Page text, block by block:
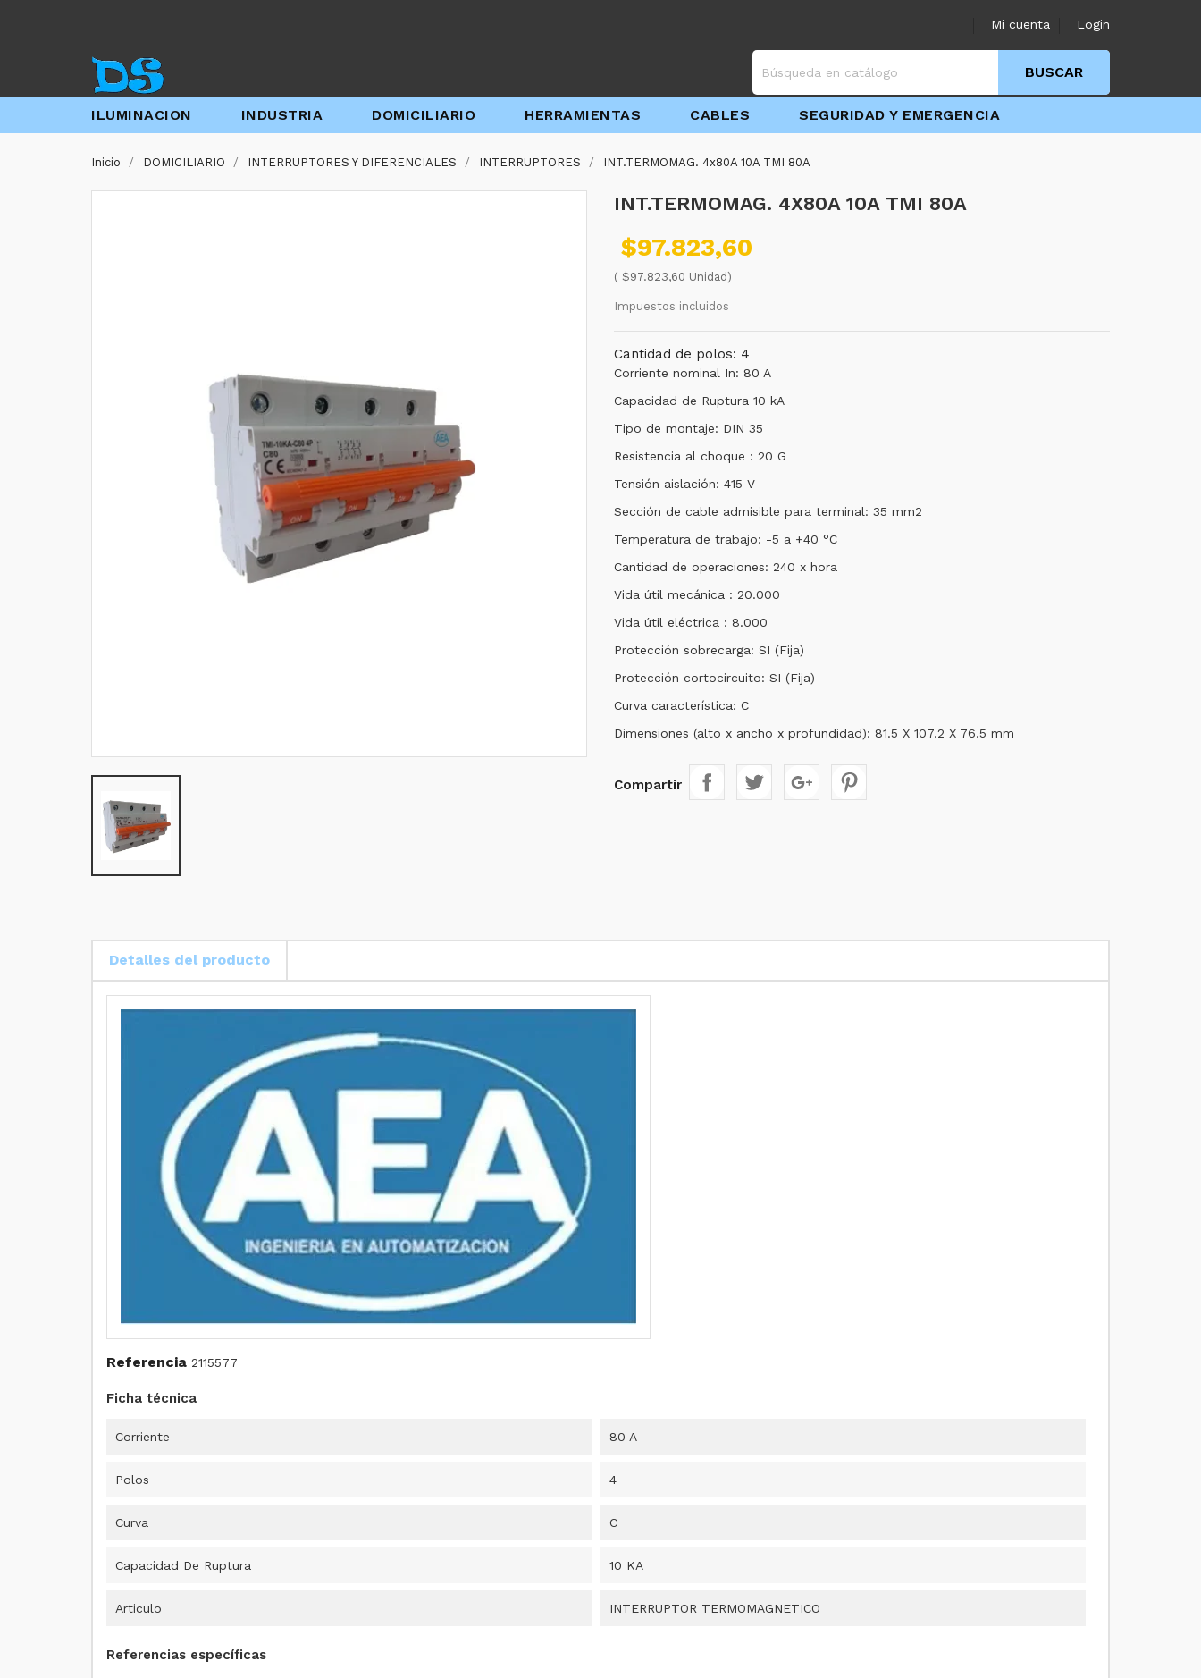
Mi cuenta Login
BUSCAR
ILUMINACION INDUSTRIA DOMICILIARIO HERRAMIENTAS CABLES SEGURIDAD Y EMERGENCIA
Inicio DOMICILIARIO INTERRUPTORES Y DIFERENCIALES INTERRUPTORES INT.TERMOMAG. 4x80A 10A TMI 80A
INT.TERMOMAG. 4X80A 10A TMI 80A
$97.823,60
( $97.823,60 Unidad)
Impuestos incluidos
Cantidad de polos: 4
Corriente nominal In: 80 A
Capacidad de Ruptura 10 kA
Tipo de montaje: DIN 35
Resistencia al choque : 20 G
Tensión aislación: 415 V
Sección de cable admisible para terminal: 35 mm2
Temperatura de trabajo: -5 a +40 °C
Cantidad de operaciones: 240 x hora
Vida útil mecánica : 20.000
Vida útil eléctrica : 8.000
Protección sobrecarga: SI (Fija)
Protección cortocircuito: SI (Fija)
Curva característica: C
Dimensiones (alto x ancho x profundidad): 81.5 X 107.2 X 76.5 mm
Compartir
Detalles del producto
Referencia 2115577
Ficha técnica
Corriente 80 A
Polos 4
Curva C
Capacidad De Ruptura 10 KA
Articulo INTERRUPTOR TERMOMAGNETICO
Referencias específicas